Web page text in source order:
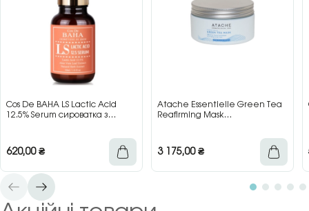
Cos De BAHA LS Lactic Acid
12.5% Serum сироватка з
620,00₴
Atache Essentielle Green Tea
Reafirming Mask
3 175,00₴